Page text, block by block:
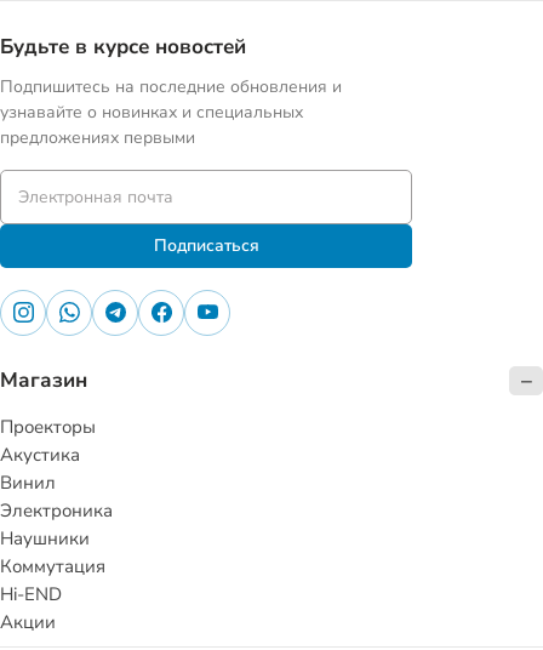
Будьте в курсе новостей
Подпишитесь на последние обновления и
узнавайте о новинках и специальных
предложениях первыми
Подписаться
Магазин
Проекторы
Акустика
Винил
Электроника
Наушники
Коммутация
Hi-END
Акции